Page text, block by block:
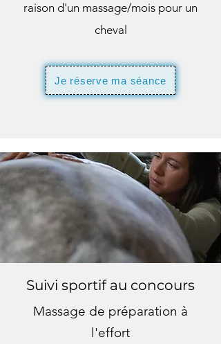
raison d'un massage/mois pour un
cheval
Je réserve ma séance
Suivi sportif au concours
Massage de préparation à
l'effort